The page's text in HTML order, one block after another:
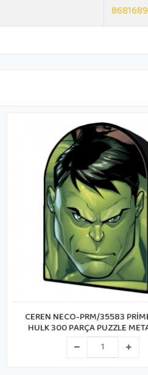
CEREN NECO-PRM/35583
HULK 300 PARÇA PUZZLE